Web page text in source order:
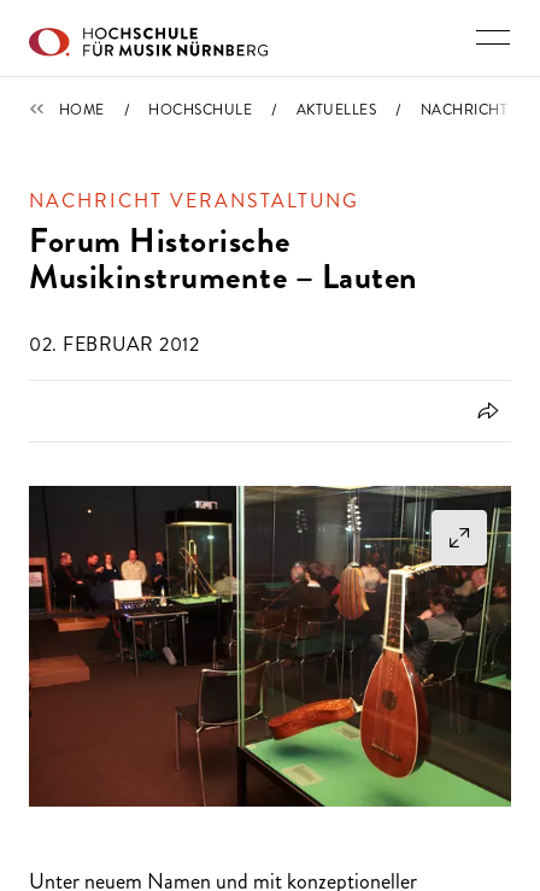
IMPORTIERT
HOME HOCHSCHULE AKTUELLES NACHRICHT
NACHRICHT VERANSTALTUNG
Forum Historische
Musikinstrumente – Lauten
02. FEBRUAR 2012
Unter neuem Namen und mit konzeptioneller